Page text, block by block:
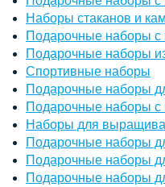
Наборы стаканов и
Подарочные наборы с
Подарочные наборы
Спортивные наборы
Подарочные наборы
Подарочные наборы с
Наборы для
Подарочные наборы
Подарочные наборы
Подарочные наборы